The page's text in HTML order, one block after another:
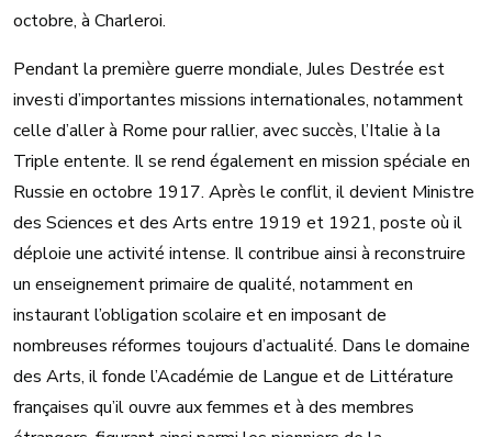
octobre, à Charleroi.
Pendant la première guerre mondiale, Jules Destrée est
investi d’importantes missions internationales, notamment
celle d’aller à Rome pour rallier, avec succès, l’Italie à la
Triple entente. Il se rend également en mission spéciale en
Russie en octobre 1917. Après le conflit, il devient Ministre
des Sciences et des Arts entre 1919 et 1921, poste où il
déploie une activité intense. Il contribue ainsi à reconstruire
un enseignement primaire de qualité, notamment en
instaurant l’obligation scolaire et en imposant de
nombreuses réformes toujours d’actualité. Dans le domaine
des Arts, il fonde l’Académie de Langue et de Littérature
françaises qu’il ouvre aux femmes et à des membres